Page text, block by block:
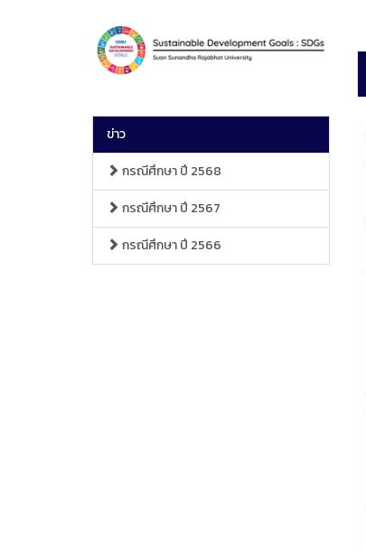
ข่าว
กรณีศึกษา ปี 2568
กรณีศึกษา ปี 2567
กรณีศึกษา ปี 2566